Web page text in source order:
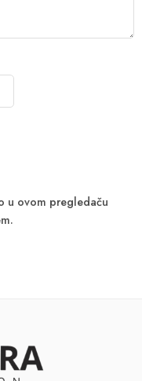
u ovom pregledaču